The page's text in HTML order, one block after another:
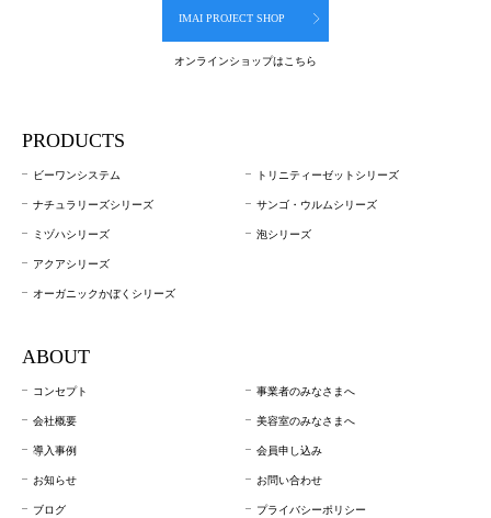
IMAI PROJECT SHOP
オンラインショップはこちら
PRODUCTS
ビーワンシステム
ナチュラリーズシリーズ
ミヅハシリーズ
アクアシリーズ
オーガニックかぼくシリーズ
トリニティーゼットシリーズ
サンゴ・ウルムシリーズ
泡シリーズ
ABOUT
コンセプト
会社概要
導入事例
お知らせ
ブログ
事業者のみなさまへ
美容室のみなさまへ
会員申し込み
お問い合わせ
プライバシーポリシー